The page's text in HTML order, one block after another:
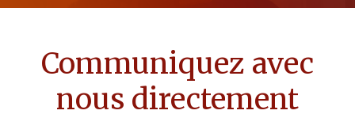
Communiquez avec
nous directement